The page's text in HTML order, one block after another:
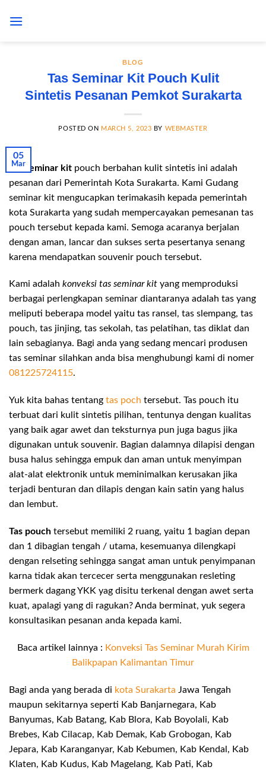
BLOG
Tas Seminar Kit Pouch Kulit
Sintetis Pesanan Pemkot Surakarta
POSTED ON MARCH 5, 2023 BY WEBMASTER
05
Mar
Tas seminar kit pouch berbahan kulit sintetis ini adalah
pesanan dari Pemerintah Kota Surakarta. Kami Gudang
seminar kit mengucapkan terimakasih kepada pemerintah
kota Surakarta yang sudah mempercayakan pemesanan tas
pouch tersebut kepada kami. Semoga acaranya berjalan
dengan aman, lancar dan sukses serta pesertanya senang
karena mendapatkan souvenir pouch tersebut.
Kami adalah konveksi tas seminar kit yang memproduksi
berbagai perlengkapan seminar diantaranya adalah tas yang
meliputi beberapa model yaitu tas ransel, tas slempang, tas
pouch, tas jinjing, tas sekolah, tas pelatihan, tas diklat dan
lain sebagianya. Bagi anda yang sedang mencari produsen
tas seminar silahkan anda bisa menghubungi kami di nomer
081225724115.
Yuk kita bahas tentang tas poch tersebut. Tas pouch itu
terbuat dari kulit sintetis pilihan, tentunya dengan kualitas
yang baik agar awet dan teksturnya pun juga bagus jika
digunakan untuk souvenir. Bagian dalamnya dilapisi dengan
busa halus sehingga empuk dan aman untuk menyimpan
alat-alat elektronik untuk meminimalkan kerusakan jika
terjadi benturan dan dilapis dengan kain satin yang halus
dan lembut.
Tas pouch tersebut memiliki 2 ruang, yaitu 1 bagian depan
dan 1 dibagian tengah / utama, kesemuanya dilengkapi
dengan relseting sehingga sangat aman untuk penyimpanan
karna tidak akan tercecer serta menggunakan resleting
bermerk dagang YKK yag disitu terkenal dengan awet serta
kuat, apalagi yang di ragukan? Anda berminat, yuk segera
konsultasikan pesanan anda kepada kami.
Baca artikel lainnya : Konveksi Tas Seminar Murah Kirim
Balikpapan Kalimantan Timur
Bagi anda yang berada di kota Surakarta Jawa Tengah
maupun sekitarnya seperti Kab Banjarnegara, Kab
Banyumas, Kab Batang, Kab Blora, Kab Boyolali, Kab
Brebes, Kab Cilacap, Kab Demak, Kab Grobogan, Kab
Jepara, Kab Karanganyar, Kab Kebumen, Kab Kendal, Kab
Klaten, Kab Kudus, Kab Magelang, Kab Pati, Kab